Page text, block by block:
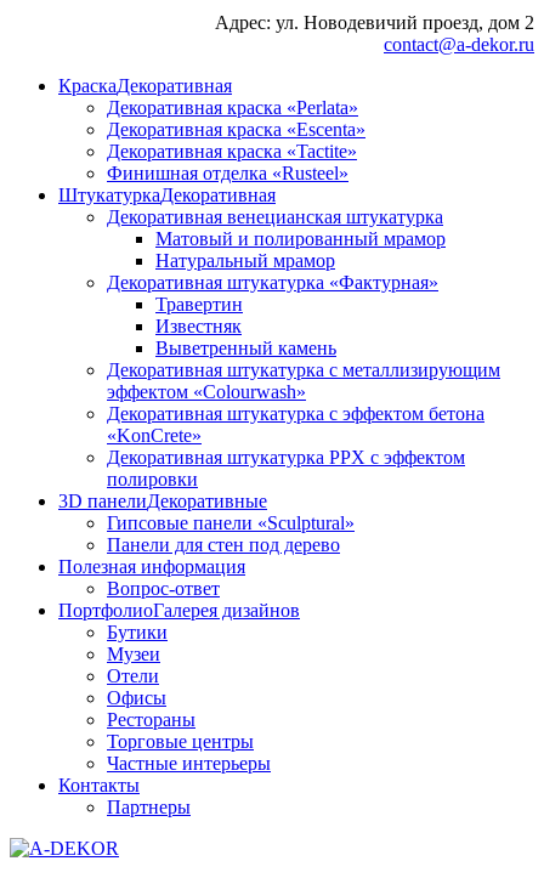
Адрес: ул. Новодевичий проезд, дом 2
contact@a-dekor.ru
КраскаДекоративная
Декоративная краска «Perlata»
Декоративная краска «Escenta»
Декоративная краска «Tactite»
Финишная отделка «Rusteel»
ШтукатуркаДекоративная
Декоративная венецианская штукатурка
Матовый и полированный мрамор
Натуральный мрамор
Декоративная штукатурка «Фактурная»
Травертин
Известняк
Выветренный камень
Декоративная штукатурка с металлизирующим
эффектом «Colourwash»
Декоративная штукатурка с эффектом бетона
«KonCrete»
Декоративная штукатурка PPX с эффектом
полировки
3D панелиДекоративные
Гипсовые панели «Sculptural»
Панели для стен под дерево
Полезная информация
Вопрос-ответ
ПортфолиоГалерея дизайнов
Бутики
Музеи
Отели
Офисы
Рестораны
Торговые центры
Частные интерьеры
Контакты
Партнеры